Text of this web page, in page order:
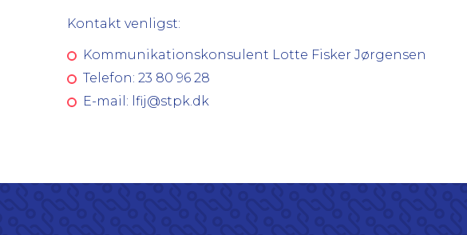
Kontakt venligst:
Kommunikationskonsulent Lotte Fisker Jørgensen
Telefon: 23 80 96 28
E-mail: lfij@stpk.dk